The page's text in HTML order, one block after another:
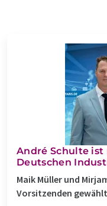
André Schulte ist
Deutschen
Maik Müller und
Vorsitzenden gewählt